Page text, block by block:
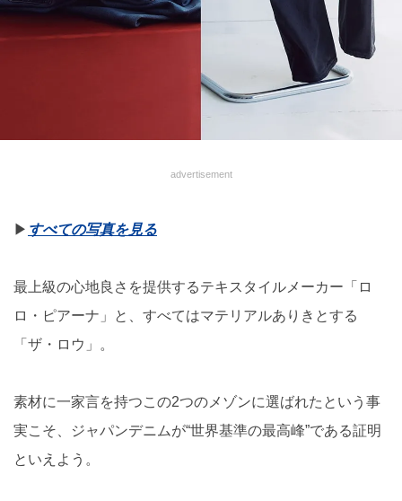
advertisement
▶︎ すべての写真を見る
最上級の心地良さを提供するテキスタイルメーカー「ロ
ロ・ピアーナ」と、すべてはマテリアルありきとする
「ザ・ロウ」。
素材に一家言を持つこの2つのメゾンに選ばれたという事
実こそ、ジャパンデニムが“世界基準の最高峰”である証明
といえよう。